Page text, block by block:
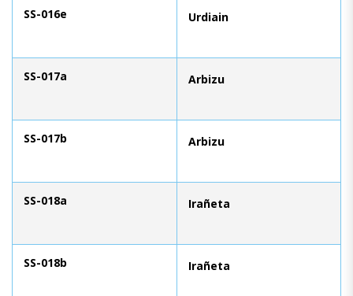
SS-016e Urdiain
SS-017a Arbizu
SS-017b Arbizu
SS-018a Irañeta
SS-018b Irañeta